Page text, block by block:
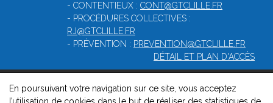
- CONTENTIEUX : CONT@GTCLILLE.FR
- PROCÉDURES COLLECTIVES :
RJ@GTCLILLE.FR
- PRÉVENTION : PREVENTION@GTCLILLE.FR
DÉTAIL ET PLAN D'ACCÈS
© 2026, Greffe du tribunal de commerce de Lille-Métropole -
En poursuivant votre navigation sur ce site, vous acceptez